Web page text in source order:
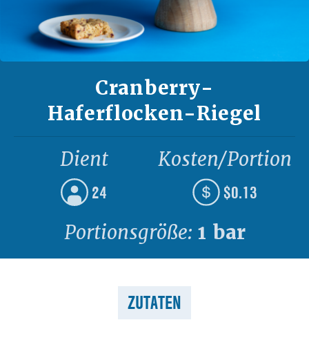
Cranberry-
Haferflocken-Riegel
Dient
24
Kosten/Portion
$0.13
Portionsgröße: 1 bar
ZUTATEN